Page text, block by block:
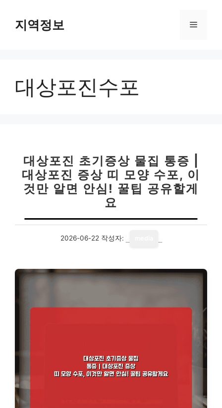
지역정보 메
대상포진수포
대상포진 초기증상 물집 통증 |
대상포진 증상 띠 모양 수포, 이
것만 알면 안심! 꿀팁 공유할게
요
2026-06-22 작성자: